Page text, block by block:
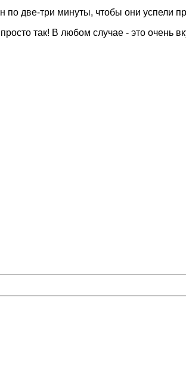
по две-три минуты, чтобы они успели
так! В любом случае - это очень